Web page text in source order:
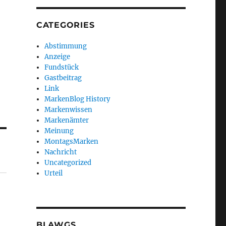
CATEGORIES
Abstimmung
Anzeige
Fundstück
Gastbeitrag
Link
MarkenBlog History
Markenwissen
Markenämter
Meinung
MontagsMarken
Nachricht
Uncategorized
Urteil